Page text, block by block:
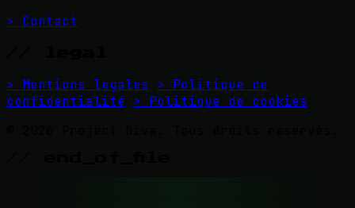
> Contact
> Mentions légales
> Politique de
confidentialité > Politique de cookies